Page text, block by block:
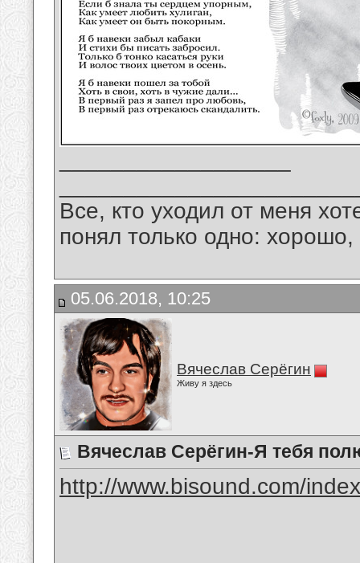
Все, кто уходил от меня
понял только одно:
05.06.2018, 10:25
Вячеслав Серёгин
Живу я здесь
Вячеслав Серёгин-Я тебя
http://www.bisound.com/